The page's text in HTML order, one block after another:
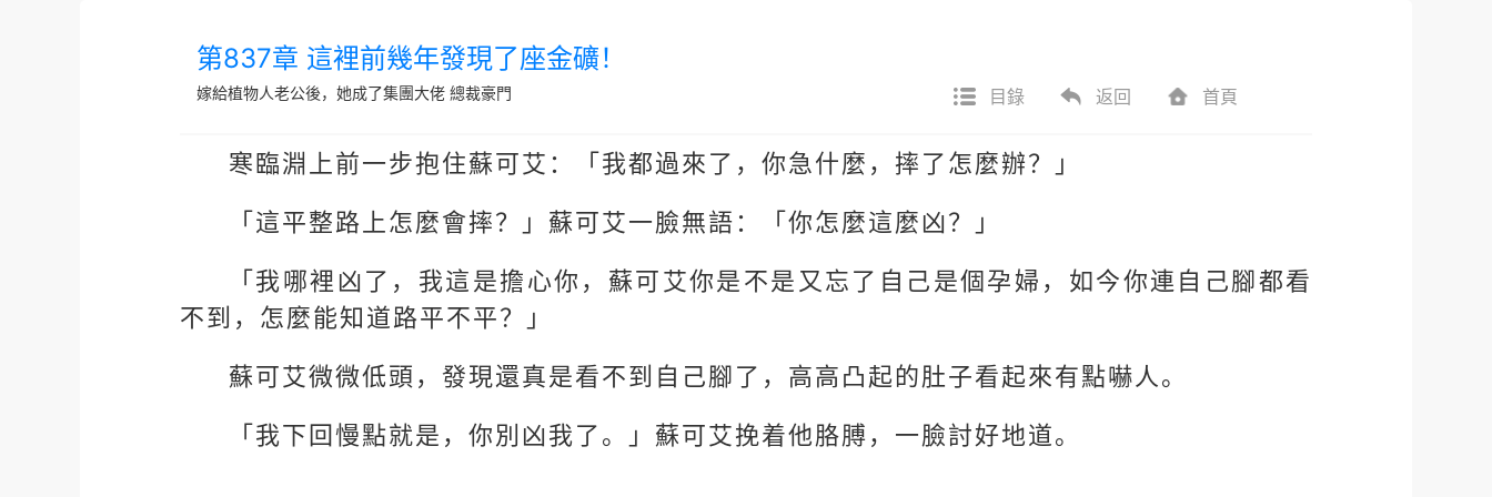
第837章 這裡前幾年發現了座金礦！
嫁給植物人老公後，她成了集團大佬 總裁豪門 目錄 返回 首頁
寒臨淵上前一步抱住蘇可艾：「我都過來了，你急什麼，摔了怎麼辦？」
「這平整路上怎麼會摔？」蘇可艾一臉無語：「你怎麼這麼凶？」
「我哪裡凶了，我這是擔心你，蘇可艾你是不是又忘了自己是個孕婦，如今你連自己腳都看
不到，怎麼能知道路平不平？」
蘇可艾微微低頭，發現還真是看不到自己腳了，高高凸起的肚子看起來有點嚇人。
「我下回慢點就是，你別凶我了。」蘇可艾挽着他胳膊，一臉討好地道。